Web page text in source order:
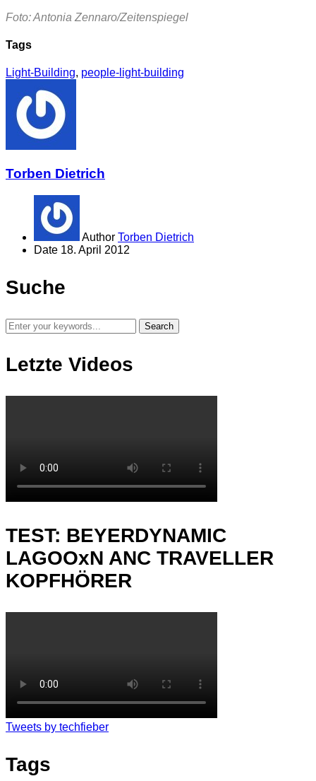
Foto: Antonia Zennaro/Zeitenspiegel
Tags
Light-Building, people-light-building
Torben Dietrich
Author Torben Dietrich
Date 18. April 2012
Suche
Letzte Videos
TEST: BEYERDYNAMIC
LAGOOxN ANC TRAVELLER
KOPFHÖRER
Tweets by techfieber
Tags